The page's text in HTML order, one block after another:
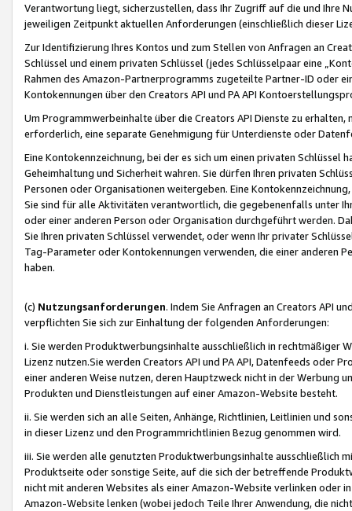
Verantwortung liegt, sicherzustellen, dass Ihr Zugriff auf die und Ihre
jeweiligen Zeitpunkt aktuellen Anforderungen (einschließlich dieser
Zur Identifizierung Ihres Kontos und zum Stellen von Anfragen an
Schlüssel und einem privaten Schlüssel (jedes Schlüsselpaar eine
Rahmen des Amazon-Partnerprogramms zugeteilte Partner-ID oder
Kontokennungen über den Creators API und PA API
Um Programmwerbeinhalte über die Creators API Dienste zu
erforderlich, eine separate Genehmigung für Unterdienste oder
Eine Kontokennzeichnung, bei der es sich um einen privaten
Geheimhaltung und Sicherheit wahren. Sie dürfen Ihren privaten
Personen oder Organisationen weitergeben. Eine
Sie sind für alle Aktivitäten verantwortlich, die gegebenenfalls unter
oder einer anderen Person oder Organisation durchgeführt werden.
Sie Ihren privaten Schlüssel verwendet, oder wenn Ihr privater
Tag-Parameter oder Kontokennungen verwenden, die einer anderen
haben.
(c) Nutzungsanforderungen. Indem Sie Anfragen an Creators API
verpflichten Sie sich zur Einhaltung der folgenden Anforderungen:
i. Sie werden Produktwerbungsinhalte ausschließlich in rechtmäßiger
Lizenz nutzen.Sie werden Creators API und PA API, Datenfeeds oder
einer anderen Weise nutzen, deren Hauptzweck nicht in der Werbung
Produkten und Dienstleistungen auf einer Amazon-Website besteht.
ii. Sie werden sich an alle Seiten, Anhänge, Richtlinien, Leitlinien und
in dieser Lizenz und den Programmrichtlinien Bezug genommen wird.
iii. Sie werden alle genutzten Produktwerbungsinhalte ausschließlich
Produktseite oder sonstige Seite, auf die sich der betreffende
nicht mit anderen Websites als einer Amazon-Website verlinken oder
Amazon-Website lenken (wobei jedoch Teile Ihrer Anwendung, die